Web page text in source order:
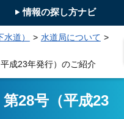
情報の探し方ナビ
道）
水道局について
成23年発行）のご紹介
28号（平成23